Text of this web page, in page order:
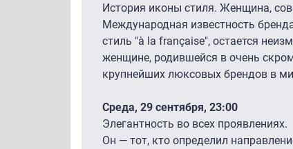
История иконы стиля. Женщина,
Международная известность
стиль "à la française", остается
женщине, родившейся в очень
крупнейших люксовых брендов в
Среда, 29 сентября, 23:00
Элегантность во всех проявлениях.
Он — тот, кто определил